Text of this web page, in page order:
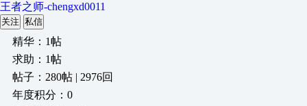
王者之师-chengxd0011
关注 私信
精华：1帖
求助：1帖
帖子：280帖 | 2976回
年度积分：0